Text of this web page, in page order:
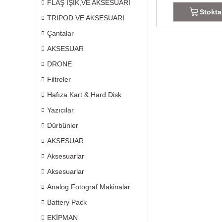
FLAŞ IŞIK,VE AKSESUARI
TRIPOD VE AKSESUARI
Çantalar
AKSESUAR
DRONE
Filtreler
Hafıza Kart & Hard Disk
Yazıcılar
Dürbünler
AKSESUAR
Aksesuarlar
Aksesuarlar
Analog Fotograf Makinalar
Battery Pack
EKİPMAN